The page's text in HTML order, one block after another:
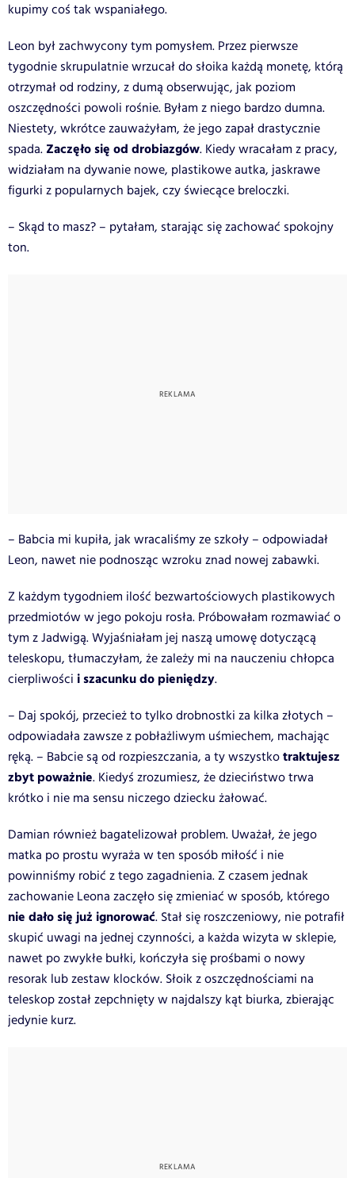
kupimy coś tak wspaniałego.
Leon był zachwycony tym pomysłem. Przez pierwsze
tygodnie skrupulatnie wrzucał do słoika każdą monetę, którą
otrzymał od rodziny, z dumą obserwując, jak poziom
oszczędności powoli rośnie. Byłam z niego bardzo dumna.
Niestety, wkrótce zauważyłam, że jego zapał drastycznie
spada. Zaczęło się od drobiazgów. Kiedy wracałam z pracy,
widziałam na dywanie nowe, plastikowe autka, jaskrawe
figurki z popularnych bajek, czy świecące breloczki.
– Skąd to masz? – pytałam, starając się zachować spokojny
ton.
– Babcia mi kupiła, jak wracaliśmy ze szkoły – odpowiadał
Leon, nawet nie podnosząc wzroku znad nowej zabawki.
Z każdym tygodniem ilość bezwartościowych plastikowych
przedmiotów w jego pokoju rosła. Próbowałam rozmawiać o
tym z Jadwigą. Wyjaśniałam jej naszą umowę dotyczącą
teleskopu, tłumaczyłam, że zależy mi na nauczeniu chłopca
cierpliwości i szacunku do pieniędzy.
– Daj spokój, przecież to tylko drobnostki za kilka złotych –
odpowiadała zawsze z pobłażliwym uśmiechem, machając
ręką. – Babcie są od rozpieszczania, a ty wszystkotraktujesz
zbyt poważnie. Kiedyś zrozumiesz, że dzieciństwo trwa
krótko i nie ma sensu niczego dziecku żałować.
Damian również bagatelizował problem. Uważał, że jego
matka po prostu wyraża w ten sposób miłość i nie
powinniśmy robić z tego zagadnienia. Z czasem jednak
zachowanie Leona zaczęło się zmieniać w sposób, którego
nie dało się już ignorować. Stał się roszczeniowy, nie potrafił
skupić uwagi na jednej czynności, a każda wizyta w sklepie,
nawet po zwykłe bułki, kończyła się prośbami o nowy
resorak lub zestaw klocków. Słoik z oszczędnościami na
teleskop został zepchnięty w najdalszy kąt biurka, zbierając
jedynie kurz.